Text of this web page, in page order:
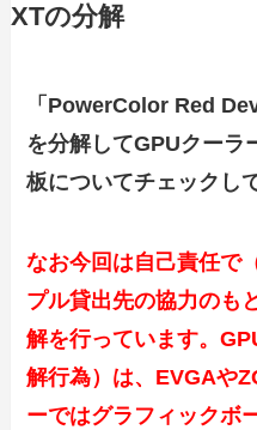
XTの分解
「PowerColor Red
を分解してGPUクーラ
板についてチェックし
なお今回は自己責任で
プル貸出先の協力のも
解を行っています。
解行為）は、EVGAや
ーではグラフィックボ